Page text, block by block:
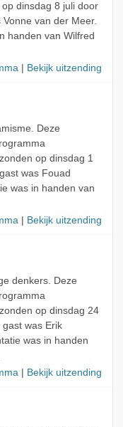
dinsdag 8 juli door
Vonne van der Meer.
handen van Wilfred
Bekijk uitzending
Deze
op dinsdag 1
was Fouad
was in handen van
Bekijk uitzending
denkers. Deze
op dinsdag 24
gast was Erik
was in handen
Bekijk uitzending